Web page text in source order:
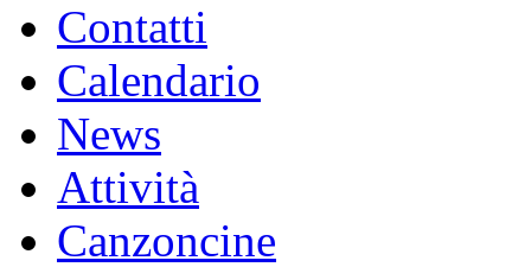
Contatti
Calendario
News
Attività
Canzoncine